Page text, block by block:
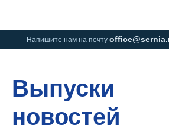
Напишите нам на почту
Выпуски
новостей